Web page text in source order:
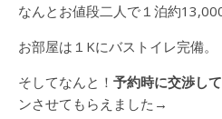
なんとお値段二人で１泊約
お部屋は１Kにバストイレ完備。
そしてなんと！ 予約時に交渉して
ンさせてもらえました→